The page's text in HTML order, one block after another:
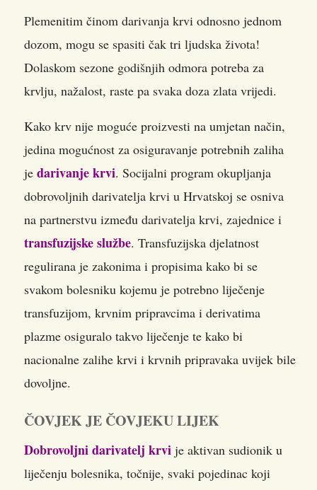
Plemenitim činom darivanja krvi odnosno jednom
dozom, mogu se spasiti čak tri ljudska života!
Dolaskom sezone godišnjih odmora potreba za
krvlju, nažalost, raste pa svaka doza zlata vrijedi.
Kako krv nije moguće proizvesti na umjetan način,
jedina mogućnost za osiguravanje potrebnih zaliha
je darivanje krvi. Socijalni program okupljanja
dobrovoljnih darivatelja krvi u Hrvatskoj se osniva
na partnerstvu između darivatelja krvi, zajednice i
transfuzijske službe. Transfuzijska djelatnost
regulirana je zakonima i propisima kako bi se
svakom bolesniku kojemu je potrebno liječenje
transfuzijom, krvnim pripravcima i derivatima
plazme osiguralo takvo liječenje te kako bi
nacionalne zalihe krvi i krvnih pripravaka uvijek bile
dovoljne.
ČOVJEK JE ČOVJEKU LIJEK
Dobrovoljni darivatelj krvi je aktivan sudionik u
liječenju bolesnika, točnije, svaki pojedinac koji